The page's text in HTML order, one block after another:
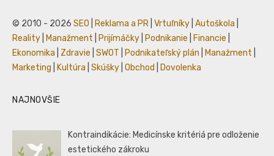
© 2010 - 2026 SEO Reklama a PR Vrtuľníky Autoškola
Reality
Manažment Prijímáčky Podnikanie Financie
Ekonomika
Zdravie SWOT Podnikateľský plán Manažment
Marketing
Kultúra Skúšky Obchod Dovolenka
NAJNOVŠIE
Kontraindikácie: Medicínske kritériá pre odloženie
estetického zákroku